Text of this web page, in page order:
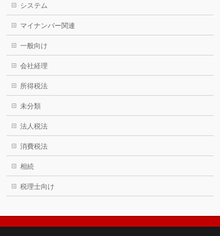
システム
マイナンバー関連
一般向け
会社経理
所得税法
未分類
法人税法
消費税法
相続
税理士向け